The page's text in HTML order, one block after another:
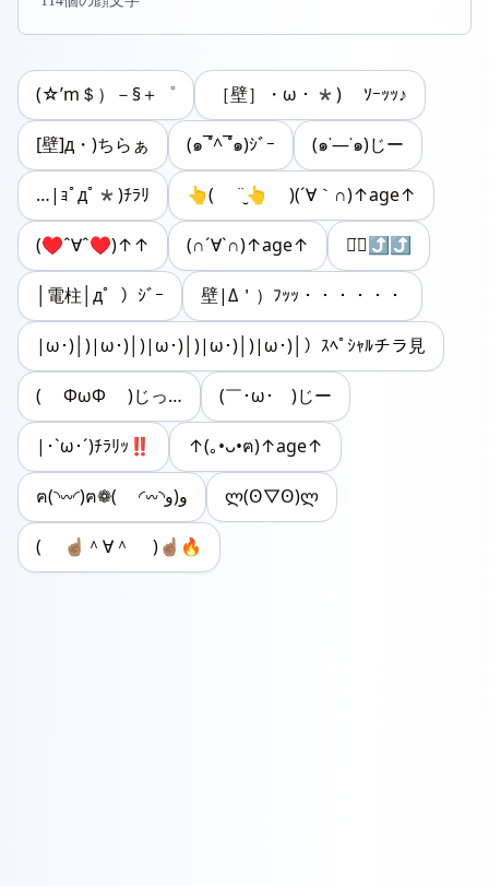
(☆’m＄）－§＋゜ ［壁］・ω・*) ｿｰｯｯ♪
[壁]д・)ちらぁ (๑¯ํ^¯ํ๑)ｼﾞｰ (๑˙―˙๑)じー
…|ｮﾟдﾟ*)ﾁﾗﾘ 👆( ¨̮👆 )(´∀｀∩)↑age↑
(♥ˆ∀ˆ♥)↑↑ (∩´∀`∩)↑age↑ ⌄̈⃝⤴︎︎︎⤴︎︎
│電柱│д゜）ｼﾞｰ 壁|Δ＇）ﾌｯｯ・・・・・・
|ω･)│)|ω･)│)|ω･)│)|ω･)│)|ω･)│）ｽﾍﾟｼｬﾙチラ見
( ΦωΦ )じっ… (￣･ω･￣)じー
|･`ω･´)ﾁﾗﾘｯ‼ ↑(｡•ᴗ•ฅ)↑age↑
ฅ(◝𖥦◜)ฅ❁( ◜𖥦◝و(و ლ(ʘ▽︎ʘ)ლ
( ☝🏽＾∀＾ )☝🏽🔥